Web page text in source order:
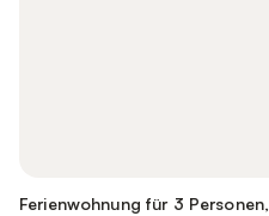
Ferienwohnung für 3 Personen,